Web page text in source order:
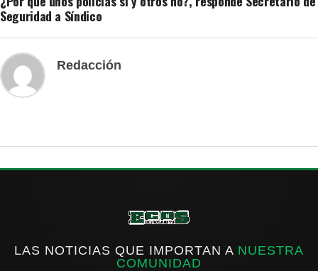
Seguridad a Síndico
Redacción
LAS NOTICIAS QUE IMPORTAN A NUESTRA
COMUNIDAD